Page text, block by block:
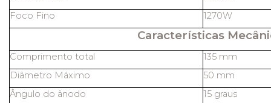
Foco Fino
1270W
Características
Comprimento total
135 mm
Diâmetro Máximo
50 mm
Ângulo do ânodo
15 graus